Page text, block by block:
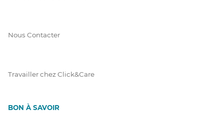
Nous Contacter
Travailler chez Click&Care
BON À SAVOIR